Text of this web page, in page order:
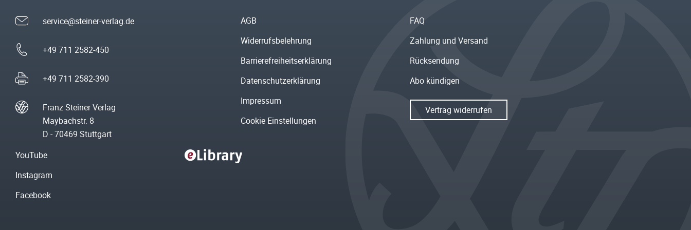
service@steiner-verlag.de
+49 711 2582-450
+49 711 2582-390
Franz Steiner Verlag
Maybachstr. 8
D - 70469 Stuttgart
AGB
Widerrufsbelehrung
Barrierefreiheitserklärung
Datenschutzerklärung
Impressum
Cookie Einstellungen
FAQ
Zahlung und Versand
Rücksendung
Abo kündigen
Vertrag widerrufen
YouTube
Instagram
Facebook